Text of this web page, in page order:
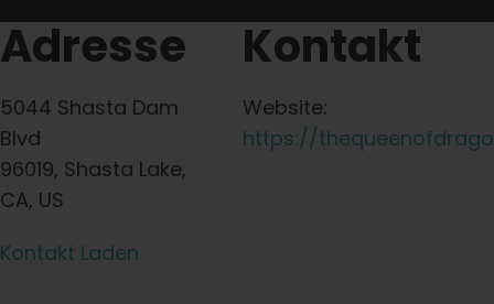
Marley-Kooperation
Autoflower-Samen
Adresse
5044 Shasta Dam
Blvd
96019, Shasta Lake,
CA, US
Kontakt
Website:
https://
Kontakt Laden